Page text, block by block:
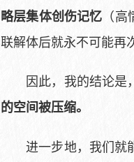
略层集体创伤记忆 （
联解体后就永不可能再
因此，我的结论是，
的空间被压缩。
进一步地，我们就